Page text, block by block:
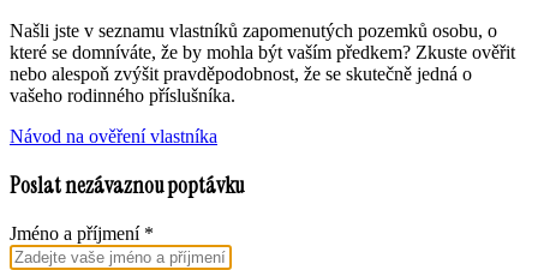
Našli jste v seznamu vlastníků zapomenutých pozemků osobu, o
které se domníváte, že by mohla být vaším předkem? Zkuste ověřit
nebo alespoň zvýšit pravděpodobnost, že se skutečně jedná o
vašeho rodinného příslušníka.
Návod na ověření vlastníka
Poslat nezávaznou poptávku
Jméno a příjmení *